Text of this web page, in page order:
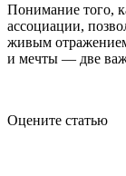
Понимание того,
ассоциации,
живым
и мечты — две
Оцените статью